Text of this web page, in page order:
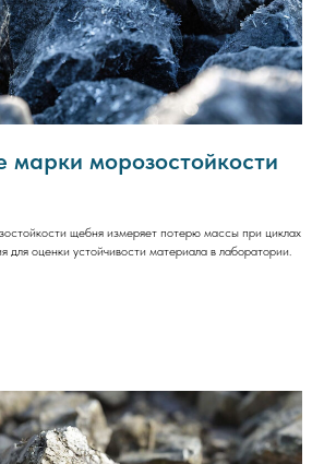
марки морозостойкости
щебня измеряет потерю массы при циклах
для оценки устойчивости материала в лаборатории.